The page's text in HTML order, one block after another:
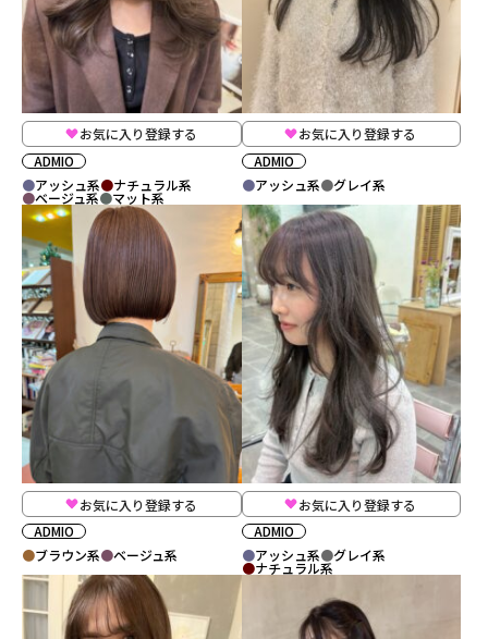
お気に入り登録する
ADMIO
アッシュ系
ナチュラル系
ベージュ系 マット系
お気に入り登録する
ADMIO
アッシュ系
グレイ系
お気に入り登録する
ADMIO
ブラウン系
ベージュ系
お気に入り登録する
ADMIO
アッシュ系
グレイ系
ナチュラル系